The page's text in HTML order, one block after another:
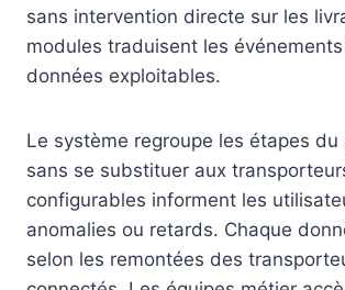
sans intervention directe sur les
modules traduisent les
données exploitables.
Le système regroupe les étapes du
sans se substituer aux
configurables informent les
anomalies ou retards. Chaque
selon les remontées des